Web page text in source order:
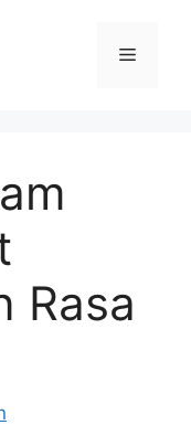
Menu
Rasa